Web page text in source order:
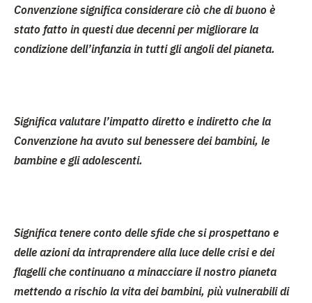
Convenzione significa considerare ciò che di buono è
stato fatto in questi due decenni permigliorare la
condizione dell’infanzia in tutti gli angoli del pianeta.
Significa valutare l’impatto diretto e indiretto che la
Convenzione ha avuto sulbenessere dei bambini, le
bambine e gli adolescenti.
Significa tenere conto delle sfide che si prospettano e
delle azioni da intraprendere alla luce delle crisi e dei
flagelli che continuano a minacciare il nostro pianeta
mettendo a rischio la vita dei bambini, più vulnerabili di